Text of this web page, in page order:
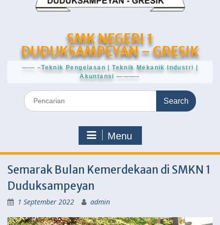
SMK NEGERI 1
DUDUKSAMPEYAN – GRESIK
—— –Teknik Pengelasan | Teknik Mekanik Industri |
Akuntansi ———–
Search
for:
Menu
Semarak Bulan Kemerdekaan di SMKN 1
Duduksampeyan
1 September 2022 admin